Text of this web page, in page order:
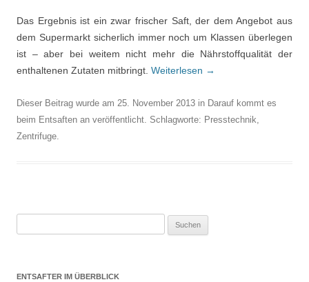
Das Ergebnis ist ein zwar frischer Saft, der dem Angebot aus
dem Supermarkt sicherlich immer noch um Klassen überlegen
ist – aber bei weitem nicht mehr die Nährstoffqualität der
enthaltenen Zutaten mitbringt. Weiterlesen →
Dieser Beitrag wurde am 25. November 2013 in Darauf kommt es
beim Entsaften an veröffentlicht. Schlagworte: Presstechnik,
Zentrifuge.
ENTSAFTER IM ÜBERBLICK